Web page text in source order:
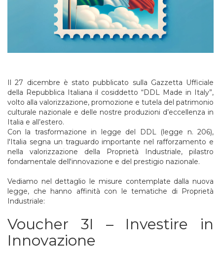
Il 27 dicembre è stato pubblicato sulla Gazzetta Ufficiale
della Repubblica Italiana il cosiddetto “DDL Made in Italy”,
volto alla valorizzazione, promozione e tutela del patrimonio
culturale nazionale e delle nostre produzioni d’eccellenza in
Italia e all’estero.
Con la trasformazione in legge del DDL (legge n. 206),
l'Italia segna un traguardo importante nel rafforzamento e
nella valorizzazione della Proprietà Industriale, pilastro
fondamentale dell'innovazione e del prestigio nazionale.
Vediamo nel dettaglio le misure contemplate dalla nuova
legge, che hanno affinità con le tematiche di Proprietà
Industriale:
Voucher 3I – Investire in
Innovazione